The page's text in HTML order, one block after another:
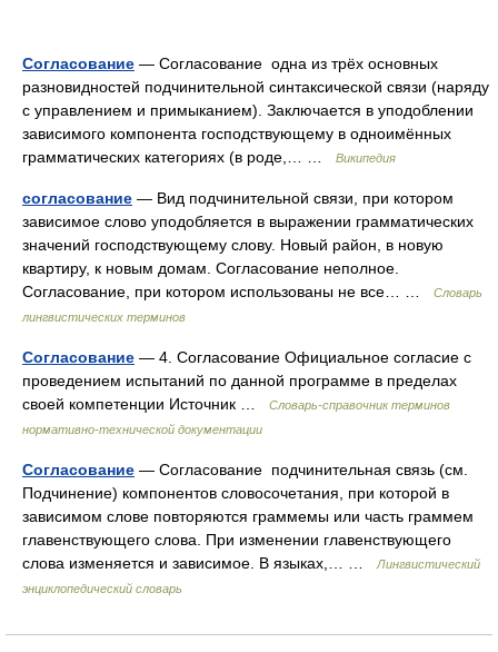
Согласование — Согласование одна из трёх основных
разновидностей подчинительной синтаксической связи (наряду
с управлением и примыканием). Заключается в уподоблении
зависимого компонента господствующему в одноимённых
грамматических категориях (в роде,… …
Википедия
согласование — Вид подчинительной связи, при котором
зависимое слово уподобляется в выражении грамматических
значений господствующему слову. Новый район, в новую
квартиру, к новым домам. Согласование неполное.
Согласование, при котором использованы не все… …
Словарь
лингвистических терминов
Согласование — 4. Согласование Официальное согласие с
проведением испытаний по данной программе в пределах
своей компетенции Источник …
Словарь-справочник терминов
нормативно-технической документации
Согласование — Согласование подчинительная связь (см.
Подчинение) компонентов словосочетания, при которой в
зависимом слове повторяются граммемы или часть граммем
главенствующего слова. При изменении главенствующего
слова изменяется и зависимое. В языках,… …
Лингвистический
энциклопедический словарь